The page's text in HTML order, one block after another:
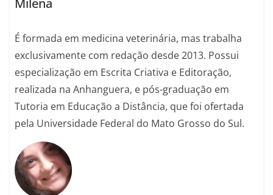
Milena
É formada em medicina veterinária, mas trabalha
exclusivamente com redação desde 2013. Possui
especialização em Escrita Criativa e Editoração,
realizada na Anhanguera, e pós-graduação em
Tutoria em Educação a Distância, que foi ofertada
pela Universidade Federal do Mato Grosso do Sul.